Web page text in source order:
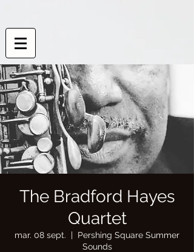
The Bradford Hayes
Quartet
mar. 08 sept.
  |
Pershing Square Summer
Sounds